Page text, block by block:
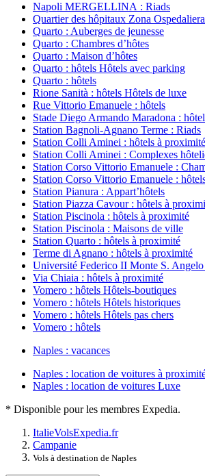
Napoli MERGELLINA : Riads
Quartier des hôpitaux Zona
Quarto : Auberges de jeunesse
Quarto : Chambres d’hôtes
Quarto : Maison d’hôtes
Quarto : hôtels Hôtels avec parking
Quarto : hôtels
Rione Sanità : hôtels Hôtels de luxe
Rue Vittorio Emanuele : hôtels
Stade Diego Armando Maradona :
Station Bagnoli-Agnano Terme : Riads
Station Colli Aminei : hôtels à proximité
Station Colli Aminei : Complexes
Station Corso Vittorio Emanuele :
Station Corso Vittorio Emanuele :
Station Pianura : Appart’hôtels
Station Piazza Cavour : hôtels à
Station Piscinola : hôtels à proximité
Station Piscinola : Maisons de ville
Station Quarto : hôtels à proximité
Terme di Agnano : hôtels à proximité
Université Federico II Monte S.
Via Chiaia : hôtels à proximité
Vomero : hôtels Hôtels-boutiques
Vomero : hôtels Hôtels historiques
Vomero : hôtels Hôtels pas chers
Vomero : hôtels
Naples : vacances
Naples : location de voitures à
Naples : location de voitures Luxe
* Disponible pour les membres Expedia.
ItalieVolsExpedia.fr
Campanie
Vols à destination de Naples